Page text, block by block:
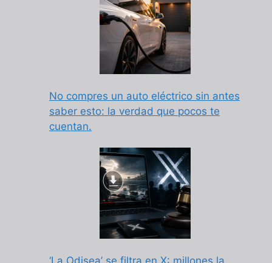
No compres un auto eléctrico sin antes
saber esto: la verdad que pocos te
cuentan.
‘La Odisea’ se filtra en X: millones la